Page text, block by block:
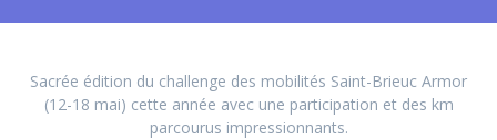
Sacrée édition du challenge des mobilités Saint-Brieuc Armor
(12-18 mai) cette année avec une participation et des km
parcourus impressionnants.